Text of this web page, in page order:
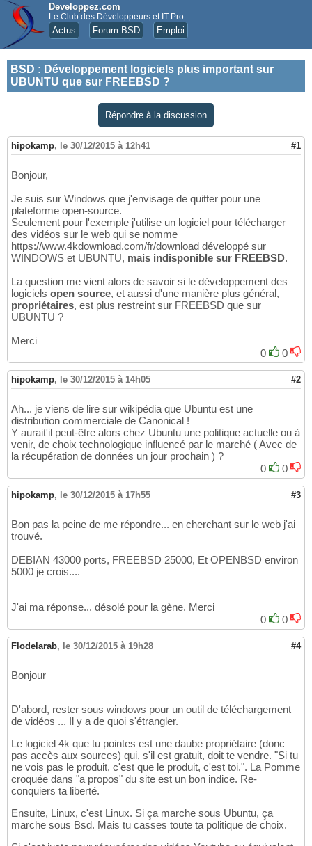
Developpez.com
Le Club des Développeurs et IT Pro
Actus Forum BSD Emploi
BSD : Développement logiciels plus important sur
UBUNTU que sur FREEBSD ?
Répondre à la discussion
hipokamp, le 30/12/2015 à 12h41 #1
Bonjour,
Je suis sur Windows que j'envisage de quitter pour une
plateforme open-source.
Seulement pour l'exemple j'utilise un logiciel pour télécharger
des vidéos sur le web qui se nomme
https://www.4kdownload.com/fr/download développé sur
WINDOWS et UBUNTU, mais indisponible sur FREEBSD.
La question me vient alors de savoir si le développement des
logiciels open source, et aussi d'une manière plus général,
propriétaires, est plus restreint sur FREEBSD que sur
UBUNTU ?
Merci
0
0
hipokamp, le 30/12/2015 à 14h05 #2
Ah... je viens de lire sur wikipédia que Ubuntu est une
distribution commerciale de Canonical !
Y aurait'il peut-être alors chez Ubuntu une politique actuelle ou à
venir, de choix technologique influencé par le marché ( Avec de
la récupération de données un jour prochain ) ?
0
0
hipokamp, le 30/12/2015 à 17h55 #3
Bon pas la peine de me répondre... en cherchant sur le web j'ai
trouvé.
DEBIAN 43000 ports, FREEBSD 25000, Et OPENBSD environ
5000 je crois....
J'ai ma réponse... désolé pour la gène. Merci
0
0
Flodelarab, le 30/12/2015 à 19h28 #4
Bonjour
D'abord, rester sous windows pour un outil de téléchargement
de vidéos ... Il y a de quoi s'étrangler.
Le logiciel 4k que tu pointes est une daube propriétaire (donc
pas accès aux sources) qui, s'il est gratuit, doit te vendre. "Si tu
ne vois pas le produit, c'est que le produit, c'est toi.". La Pomme
croquée dans "a propos" du site est un bon indice. Re-
conquiers ta liberté.
Ensuite, Linux, c'est Linux. Si ça marche sous Ubuntu, ça
marche sous Bsd. Mais tu casses toute ta politique de choix.